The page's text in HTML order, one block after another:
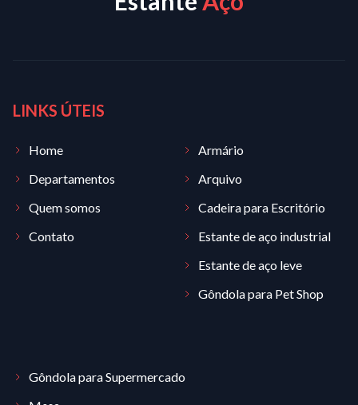
LINKS ÚTEIS
Home
Departamentos
Quem somos
Contato
Armário
Arquivo
Cadeira para Escritório
Estante de aço industrial
Estante de aço leve
Gôndola para Pet Shop
Gôndola para Supermercado